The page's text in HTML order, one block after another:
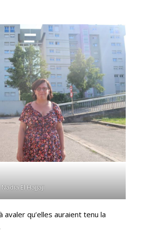
Nadia El Hajjaji
qu’elles auraient tenu la